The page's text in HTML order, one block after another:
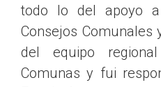
todo lo del apoyo
Consejos Comunales
del equipo
Comunas y fui